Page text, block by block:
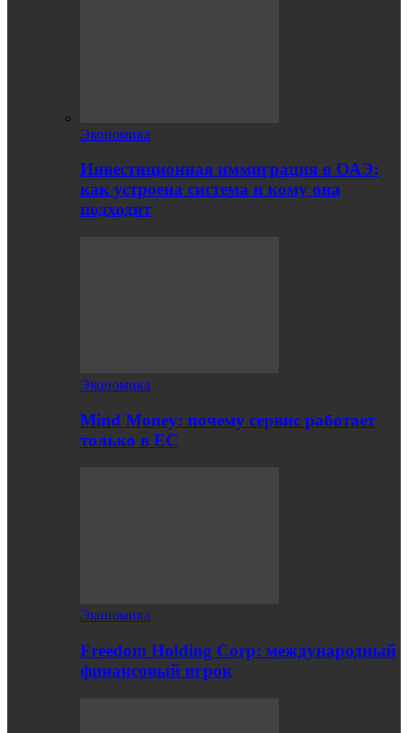
Экономика
Инвестиционная иммиграция в ОАЭ:
как устроена система и кому она
подходит
Экономика
Mind Money: почему сервис работает
только в ЕС
Экономика
Freedom Holding Corp: международный
финансовый игрок